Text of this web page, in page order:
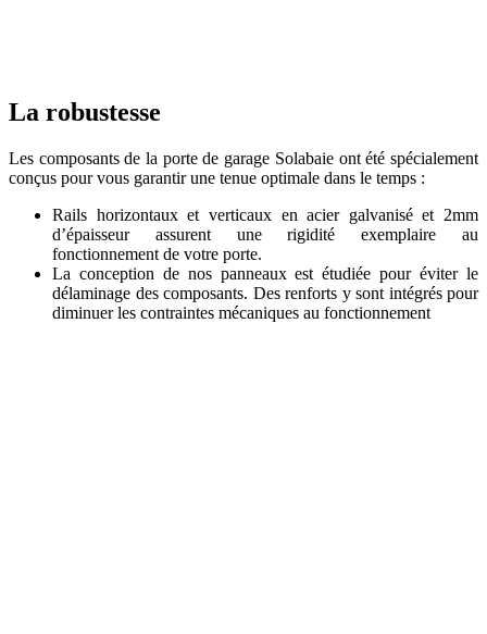
La robustesse
Les composants de la porte de garage Solabaie ont été spécialement
conçus pour vous garantir une tenue optimale dans le temps :
Rails horizontaux et verticaux en acier galvanisé et 2mm
d’épaisseur assurent une rigidité exemplaire au
fonctionnement de votre porte.
La conception de nos panneaux est étudiée pour éviter le
délaminage des composants. Des renforts y sont intégrés pour
diminuer les contraintes mécaniques au fonctionnement